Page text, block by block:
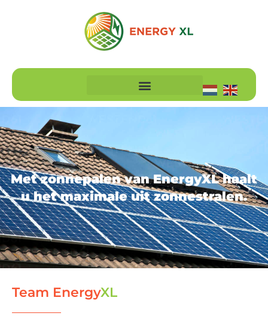
Met zonnepalen van EnergyXL haalt
u het maximale uit zonnestralen.
Team EnergyXL